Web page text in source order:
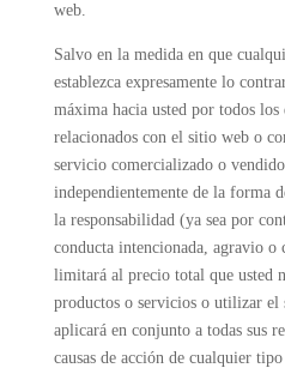
web.
Salvo en la medida en que
establezca expresamente lo
máxima hacia usted por todos los
relacionados con el sitio web o
servicio comercializado o
independientemente de la forma
la responsabilidad (ya sea por
conducta intencionada, agravio o
limitará al precio total que usted
productos o servicios o utilizar
aplicará en conjunto a todas sus
causas de acción de cualquier